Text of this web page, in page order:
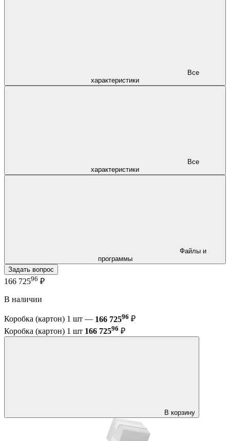
характеристики
характеристики
программы
Задать вопрос
166 72596 ₽
В наличии
Коробка (картон) 1 шт — 166 72596 ₽
Коробка (картон) 1 шт 166 72596 ₽
В корзину